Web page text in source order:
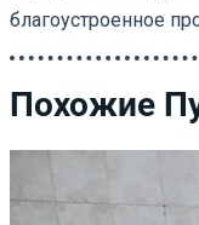
благоустроенное
Похожие